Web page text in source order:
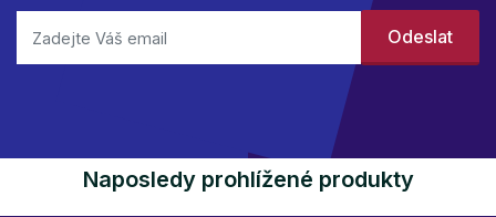
Naposledy prohlížené produkty